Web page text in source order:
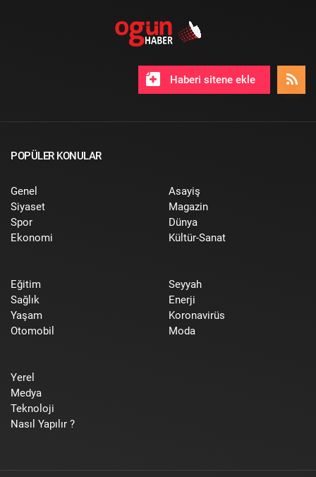
Haberi sitene ekle
POPÜLER KONULAR
Genel
Siyaset
Spor
Ekonomi
Asayiş
Magazin
Dünya
Kültür-Sanat
Eğitim
Sağlık
Yaşam
Otomobil
Seyyah
Enerji
Koronavirüs
Moda
Yerel
Medya
Teknoloji
Nasıl Yapılır ?